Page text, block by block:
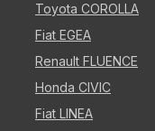
Toyota COROLLA
Fiat EGEA
Renault FLUENCE
Honda CIVIC
Fiat LINEA